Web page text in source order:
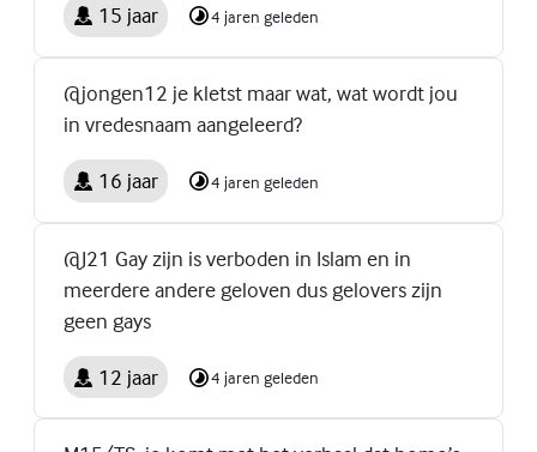
15 jaar 4 jaren geleden
@jongen12 je kletst maar wat, wat wordt jou
in vredesnaam aangeleerd?
16 jaar 4 jaren geleden
@J21 Gay zijn is verboden in Islam en in
meerdere andere geloven dus gelovers zijn
geen gays
12 jaar 4 jaren geleden